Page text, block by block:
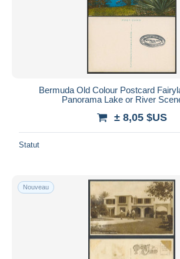
Bermuda Old Colour Postcard
Panorama Lake or River
± 8,05 $US
Statut
Nouveau